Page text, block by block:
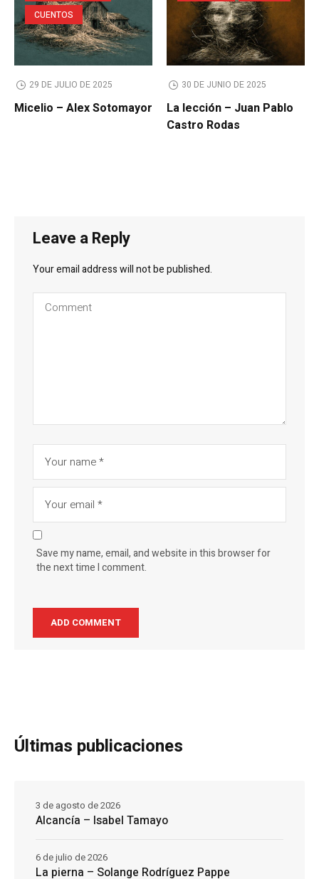
CUENTOS
29 DE JULIO DE 2025
Micelio – Alex Sotomayor
30 DE JUNIO DE 2025
La lección – Juan Pablo
Castro Rodas
Leave a Reply
Your email address will not be published.
Save my name, email, and website in this browser for
the next time I comment.
Últimas publicaciones
Alcancía – Isabel Tamayo
3 de agosto de 2026
La pierna – Solange Rodríguez Pappe
6 de julio de 2026